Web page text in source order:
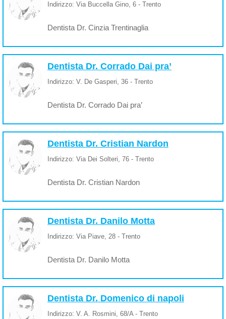
Indirizzo: Via Buccella Gino, 6 - Trento
Dentista Dr. Cinzia Trentinaglia
Dentista Dr. Corrado Dai pra’
Indirizzo: V. De Gasperi, 36 - Trento
Dentista Dr. Corrado Dai pra’
Dentista Dr. Cristian Nardon
Indirizzo: Via Dei Solteri, 76 - Trento
Dentista Dr. Cristian Nardon
Dentista Dr. Danilo Motta
Indirizzo: Via Piave, 28 - Trento
Dentista Dr. Danilo Motta
Dentista Dr. Domenico di napoli
Indirizzo: V. A. Rosmini, 68/A - Trento